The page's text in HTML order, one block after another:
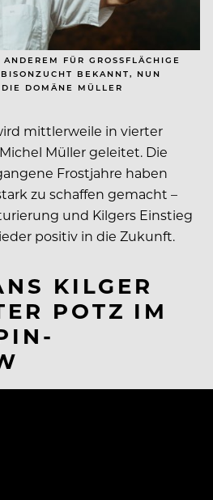
FÜR GROSSFLÄCHIGE W
BEKANNT, NUN I
DOMÄNE MÜLLER
mittlerweile in vierter
Müller geleitet. Die
Frostjahre haben
zu schaffen gemacht –
und Kilgers Einstieg
positiv in die Zukunft.
KILGER
POTZ IM